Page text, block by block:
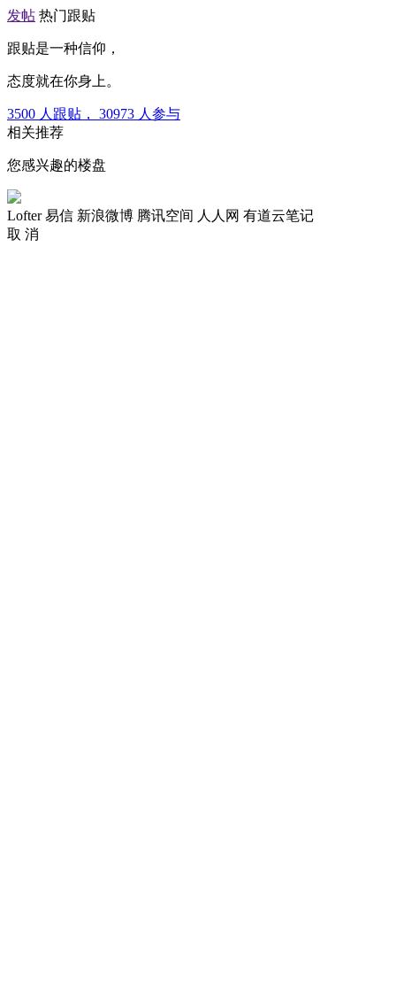
发帖 热门跟贴
跟贴是一种信仰，
态度就在你身上。
3500 人跟贴， 30973 人参与
相关推荐
您感兴趣的楼盘
Lofter 易信 新浪微博 腾讯空间 人人网 有道云笔记
取 消